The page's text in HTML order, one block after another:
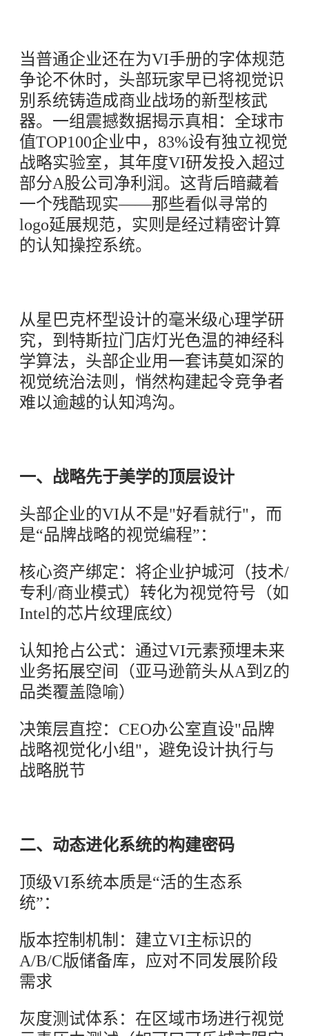
当普通企业还在为VI手册的字体规范
争论不休时，头部玩家早已将视觉识
别系统铸造成商业战场的新型核武
器。一组震撼数据揭示真相：全球市
值TOP100企业中，83%设有独立视觉
战略实验室，其年度VI研发投入超过
部分A股公司净利润。这背后暗藏着
一个残酷现实——那些看似寻常的
logo延展规范，实则是经过精密计算
的认知操控系统。
从星巴克杯型设计的毫米级心理学研
究，到特斯拉门店灯光色温的神经科
学算法，头部企业用一套讳莫如深的
视觉统治法则，悄然构建起令竞争者
难以逾越的认知鸿沟。
一、战略先于美学的顶层设计
头部企业的VI从不是"好看就行"，而
是“品牌战略的视觉编程”：
核心资产绑定：将企业护城河（技术/
专利/商业模式）转化为视觉符号（如
Intel的芯片纹理底纹）
认知抢占公式：通过VI元素预埋未来
业务拓展空间（亚马逊箭头从A到Z的
品类覆盖隐喻）
决策层直控：CEO办公室直设"品牌
战略视觉化小组"，避免设计执行与
战略脱节
二、动态进化系统的构建密码
顶级VI系统本质是“活的生态系
统”：
版本控制机制：建立VI主标识的
A/B/C版储备库，应对不同发展阶段
需求
灰度测试体系：在区域市场进行视觉